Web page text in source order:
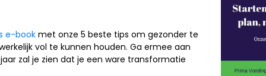
je deze optie van bakken kiest.
meng goed met je handen of
walnoot)
beklede bakplaat. Bestrijk
e-book met onze 5 beste tips om gezonder te
vol te kunnen houden. Ga ermee aan
zal je zien dat je een ware transformatie